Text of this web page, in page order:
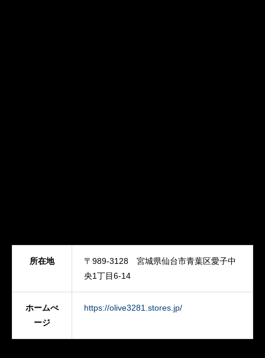
所在地
〒989-3128 宮城県仙台市青葉区愛子中
央1丁目6-14
ホームぺ
ージ
https://olive3281.stores.jp/